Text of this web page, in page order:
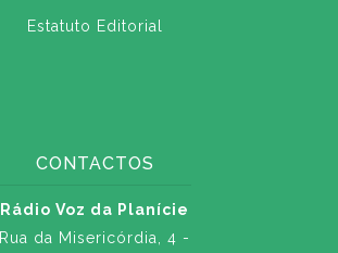
Estatuto Editorial
CONTACTOS
Rádio Voz da Planície
Rua da Misericórdia, 4 -